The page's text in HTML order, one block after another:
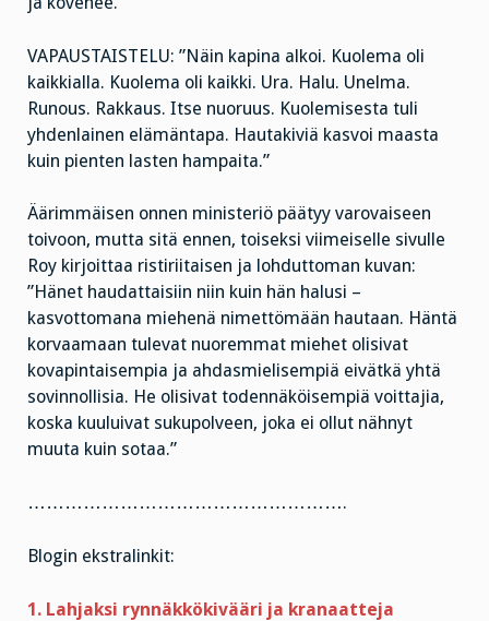
VAPAUSTAISTELU: ”Näin kapina alkoi. Kuolema oli
kaikkialla. Kuolema oli kaikki. Ura. Halu. Unelma.
Runous. Rakkaus. Itse nuoruus. Kuolemisesta tuli
yhdenlainen elämäntapa. Hautakiviä kasvoi maasta
kuin pienten lasten hampaita.”
Äärimmäisen onnen ministeriö päätyy varovaiseen
toivoon, mutta sitä ennen, toiseksi viimeiselle sivulle
Roy kirjoittaa ristiriitaisen ja lohduttoman kuvan:
”Hänet haudattaisiin niin kuin hän halusi –
kasvottomana miehenä nimettömään hautaan. Häntä
korvaamaan tulevat nuoremmat miehet olisivat
kovapintaisempia ja ahdasmielisempiä eivätkä yhtä
sovinnollisia. He olisivat todennäköisempiä voittajia,
koska kuuluivat sukupolveen, joka ei ollut nähnyt
muuta kuin sotaa.”
…………………………………………….
Blogin ekstralinkit:
1. Lahjaksi rynnäkkökivääri ja kranaatteja